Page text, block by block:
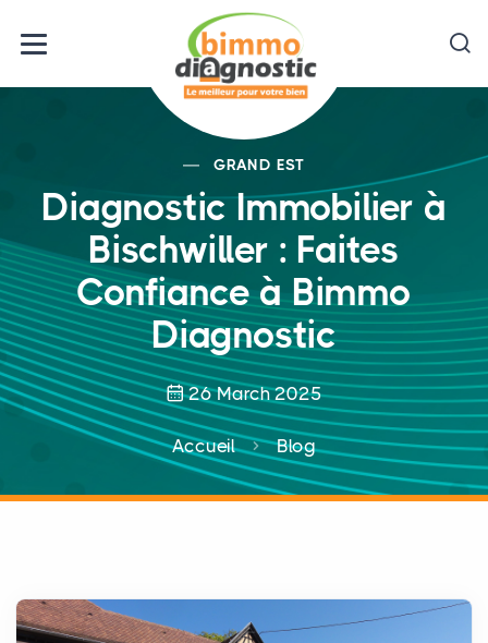
GRAND EST
Diagnostic Immobilier à
Bischwiller : Faites
Confiance à Bimmo
Diagnostic
26 March 2025
Accueil Blog